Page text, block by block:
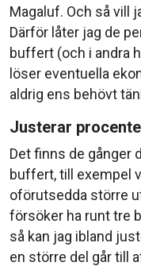
Magaluf. Och så vill
Därför låter jag de
buffert (och i andra
löser eventuella
aldrig ens behövt
Justerar
Det finns de gånger
buffert, till exempel
oförutsedda större
försöker ha runt tre
så kan jag ibland
en större del går till